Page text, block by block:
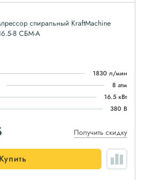
спиральный KraftMachine
8 СБМ-А
1830 л/мин
8 атм
16.5 кВт
380 В
Получить скидку
Купить